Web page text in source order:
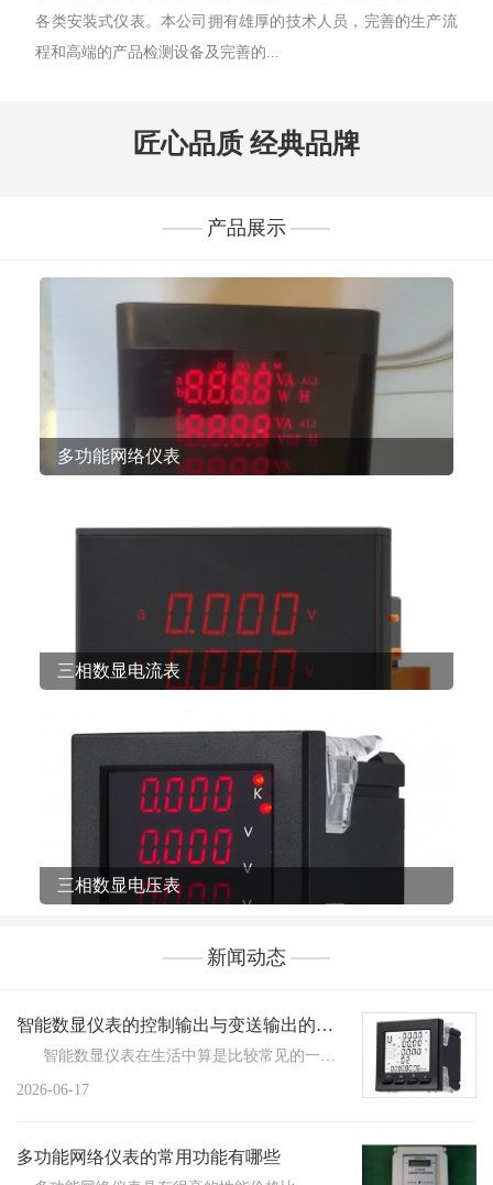
各类安装式仪表。本公司拥有雄厚的技术人员，完善的生产流
程和高端的产品检测设备及完善的...
匠心品质 经典品牌
产品展示
多功能网络仪表
三相数显电流表
三相数显电压表
新闻动态
智能数显仪表的控制输出与变送输出的区别
2026-06-17
多功能网络仪表的常用功能有哪些